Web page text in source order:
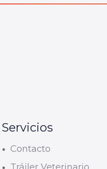
Servicios
Contacto